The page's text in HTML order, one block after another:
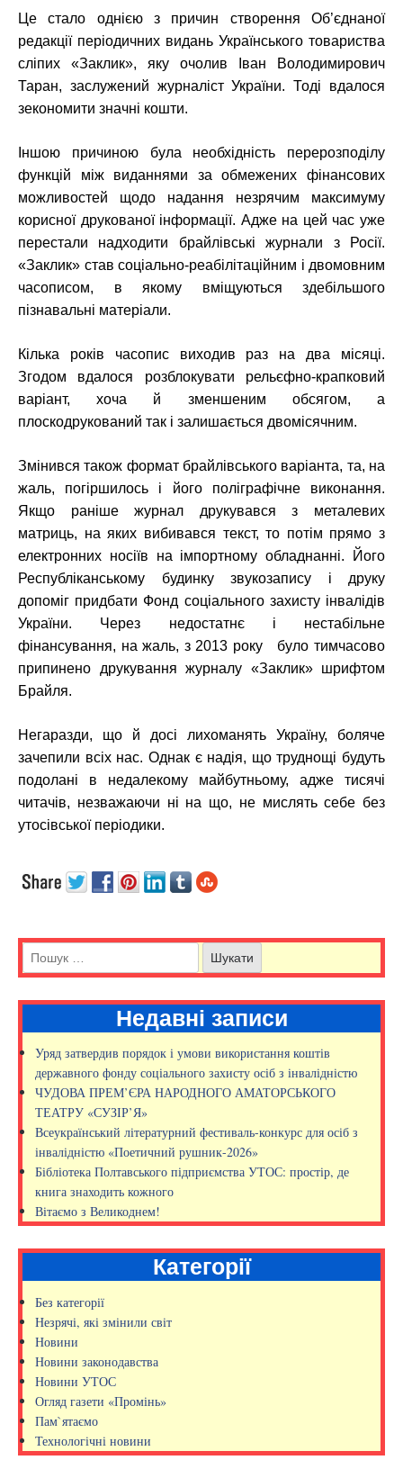
Це стало однією з причин створення Об’єднаної
редакції періодичних видань Українського товариства
сліпих «Заклик», яку очолив Іван Володимирович
Таран, заслужений журналіст України. Тоді вдалося
зекономити значні кошти.
Іншою причиною була необхідність перерозподілу
функцій між виданнями за обмежених фінансових
можливостей щодо надання незрячим максимуму
корисної друкованої інформації. Адже на цей час уже
перестали надходити брайлівські журнали з Росії.
«Заклик» став соціально-реабілітаційним і двомовним
часописом, в якому вміщуються здебільшого
пізнавальні матеріали.
Кілька років часопис виходив раз на два місяці.
Згодом вдалося розблокувати рельєфно-крапковий
варіант, хоча й зменшеним обсягом, а
плоскодрукований так і залишається двомісячним.
Змінився також формат брайлівського варіанта, та, на
жаль, погіршилось і його поліграфічне виконання.
Якщо раніше журнал друкувався з металевих
матриць, на яких вибивався текст, то потім прямо з
електронних носіїв на імпортному обладнанні. Його
Республіканському будинку звукозапису і друку
допоміг придбати Фонд соціального захисту інвалідів
України. Через недостатнє і нестабільне
фінансування, на жаль, з 2013 року було тимчасово
припинено друкування журналу «Заклик» шрифтом
Брайля.
Негаразди, що й досі лихоманять Україну, боляче
зачепили всіх нас. Однак є надія, що труднощі будуть
подолані в недалекому майбутньому, адже тисячі
читачів, незважаючи ні на що, не мислять себе без
утосівської періодики.
Недавні записи
Уряд затвердив порядок і умови використання коштів
державного фонду соціального захисту осіб з інвалідністю
ЧУДОВА ПРЕМ’ЄРА НАРОДНОГО АМАТОРСЬКОГО
ТЕАТРУ «СУЗІР’Я»
Всеукраїнський літературний фестиваль-конкурс для осіб з
інвалідністю «Поетичний рушник-2026»
Бібліотека Полтавського підприємства УТОС: простір, де
книга знаходить кожного
Вітаємо з Великоднем!
Категорії
Без категорії
Незрячі, які змінили світ
Новини
Новини законодавства
Новини УТОС
Огляд газети «Промінь»
Пам`ятаємо
Технологічні новини